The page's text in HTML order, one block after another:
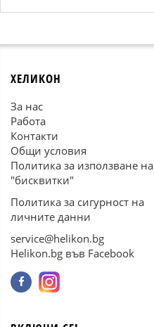
ХЕЛИКОН
За нас
Работа
Контакти
Общи условия
Политика за използване на
"бисквитки"
Политика за сигурност на
личните данни
service@helikon.bg
Helikon.bg във Facebook